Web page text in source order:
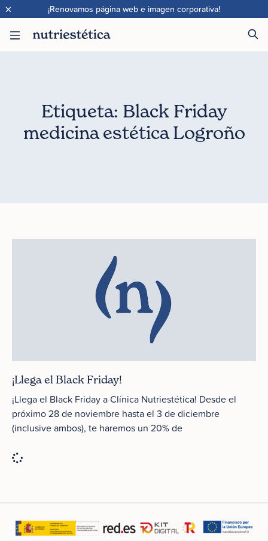
¡Renovamos página web e imagen corporativa!
×
Etiqueta: Black Friday
medicina estética Logroño
¡Llega el Black Friday!
¡Llega el Black Friday a Clínica Nutriestética! Desde el
próximo 28 de noviembre hasta el 3 de diciembre
(inclusive ambos), te haremos un 20% de